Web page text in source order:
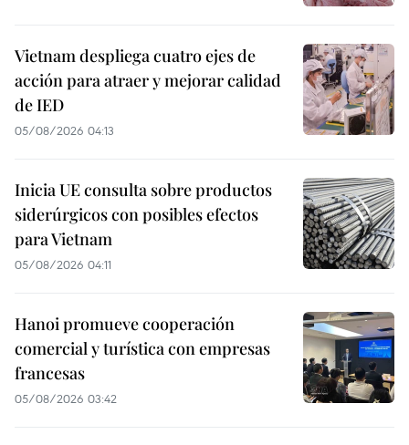
Vietnam despliega cuatro ejes de
acción para atraer y mejorar calidad
de IED
05/08/2026 04:13
Inicia UE consulta sobre productos
siderúrgicos con posibles efectos
para Vietnam
05/08/2026 04:11
Hanoi promueve cooperación
comercial y turística con empresas
francesas
05/08/2026 03:42